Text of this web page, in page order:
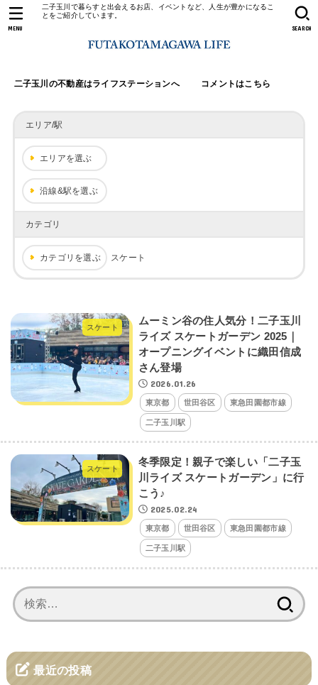
二子玉川で暮らすと出会えるお店、イベントなど、人生が豊かになるこ
とをご紹介しています。
二子玉川の不動産はライフステーションへ コメントはこちら
SEARCH
MENU
エリア/駅
エリアを選ぶ
沿線&駅を選ぶ
カテゴリ
カテゴリを選ぶ スケート
スケート
ムーミン谷の住人気分！二子玉川
ライズ スケートガーデン 2025｜
オープニングイベントに織田信成
さん登場
2026.01.26
東京都 世田谷区 東急田園都市線
二子玉川駅
スケート
冬季限定！親子で楽しい「二子玉
川ライズ スケートガーデン」に行
こう♪
2025.02.24
東京都 世田谷区 東急田園都市線
二子玉川駅
索:
最近の投稿